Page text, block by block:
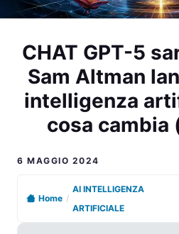
CHAT GPT-5
Sam Altman
intelligenza
cosa cambia
6 MAGGIO 2024
Home /
AI INTELLIGENZA
ARTIFICIALE